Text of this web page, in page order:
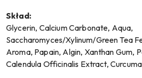
Skład:
Glycerin, Calcium Carbonate, Aqua,
Saccharomyces/Xylinum/Green Tea
Aroma, Papain, Algin, Xanthan Gum,
Calendula Officinalis Extract,